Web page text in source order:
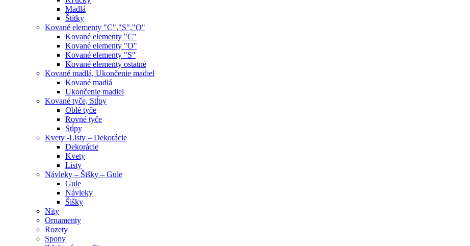
Madlá
Štítky
Kované elementy "C","S","O"
Kované elementy "C"
Kované elementy "O"
Kované elementy "S"
Kované elementy ostatné
Kované madlá, Ukončenie madiel
Kované madlá
Ukončenie madiel
Kované tyče, Stĺpy
Oblé tyče
Rovné tyče
Stĺpy
Kvety -Listy – Dekorácie
Dekorácie
Kvety
Listy
Návleky – Šišky – Gule
Gule
Návleky
Šišky
Nity
Ornamenty
Rozety
Spony